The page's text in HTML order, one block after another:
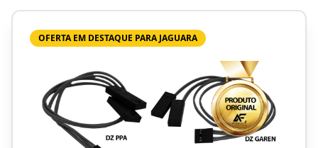
OFERTA EM DESTAQUE PARA JAGUARA